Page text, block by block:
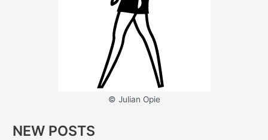
© Julian Opie
NEW POSTS